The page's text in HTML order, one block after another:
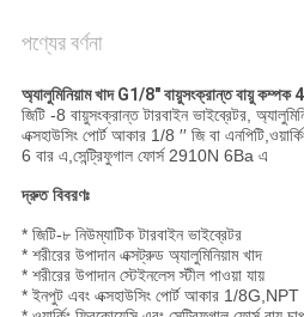
পণ্যের বর্ণনা
অ্যালুমিনিয়াম খাদ G1/8" বায়ুসংক্রান্ত বায়ু
জিটি -8 বায়ুসংক্রান্ত টারবাইন ভাইব্রেটর,
এক্সহাউসিং পোর্ট আকার 1/8 ′′ জি বা
6 বার এ,সেন্ট্রিফুগাল ফোর্স 2910N 6Ba এ
দ্রুত বিবরণঃ
* জিটি-৮ নিউম্যাটিক টারবাইন ভাইব্রেটর
* শরীরের উপাদান এক্সট্রুড অ্যালুমিনিয়াম খাদ
* শরীরের উপাদান স্টেইনলেস স্টীল পাওয়া যায়
* ইনপুট এবং এক্সহাউসিং পোর্ট আকার 1/8G,NPT